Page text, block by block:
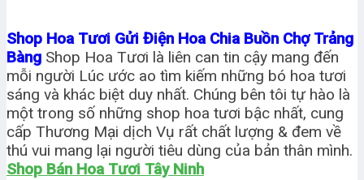
Shop Hoa Tươi Gửi Điện Hoa Chia Buồn Chợ Trảng
Bàng Shop Hoa Tươi là liên can tin cậy mang đến
mỗi người Lúc ước ao tìm kiếm những bó hoa tươi
sáng và khác biệt duy nhất. Chúng bên tôi tự hào là
một trong số những shop hoa tươi bậc nhất, cung
cấp Thương Mại dịch Vụ rất chất lượng & đem về
thú vui mang lại người tiêu dùng của bản thân mình.
Shop Bán Hoa Tươi Tây Ninh